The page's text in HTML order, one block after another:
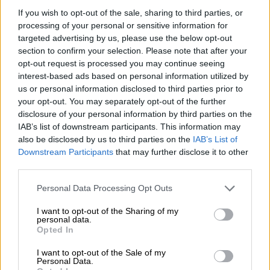
If you wish to opt-out of the sale, sharing to third parties, or
processing of your personal or sensitive information for
targeted advertising by us, please use the below opt-out
section to confirm your selection. Please note that after your
opt-out request is processed you may continue seeing
interest-based ads based on personal information utilized by
us or personal information disclosed to third parties prior to
your opt-out. You may separately opt-out of the further
disclosure of your personal information by third parties on the
IAB’s list of downstream participants. This information may
also be disclosed by us to third parties on the IAB’s List of
Downstream Participants that may further disclose it to other
Please note that this website/app uses one or more Google
not limited to your visit or usage behaviour. You may click to
grant or deny consent to Google and its third-party tags to
use your data for below specified purposes in below Google
consent section.
Personal Data Processing Opt Outs
I want to opt-out of the Sharing of my
personal data.
Opted In
I want to opt-out of the Sale of my
Personal Data.
Η αυστριακή Kronen, στο άρθρο της,
αναφέρεται στην αυξανόμενη τάση της
τουρκικής πλευράς να αμφισβητεί την
ελληνικότητα ορισμένων νησιών,
τονίζοντας: «Η Ελλάδα και η Τουρκία μπορεί
να είναι επίσημα σύμμαχοι στο ΝΑΤΟ, αλλά
βγαίνουν στην επιφάνεια συνεχώς διενέξεις.
Οι εχθρικές πράξεις ανάμεσα στην Αθήνα και
την Άγκυρα συσσωρεύτηκαν το 1974 με την
κρίση στην Κύπρο, όταν μετά από τουρκική
εισβολή στο βόρειο τμήμα του νησιού
δύο χώρες».
διενέξεις στο Αιγαίο» συνεχίζει ο